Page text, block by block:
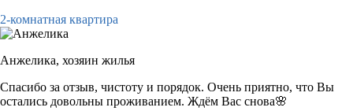
2-комнатная квартира
Анжелика, хозяин жилья
Спасибо за отзыв, чистоту и порядок. Очень приятно, что Вы
остались довольны проживанием. Ждём Вас снова🌸